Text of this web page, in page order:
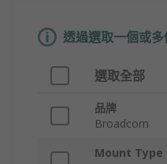
透過選取一個或
選取全部
品牌
Broadcom
Mount Type